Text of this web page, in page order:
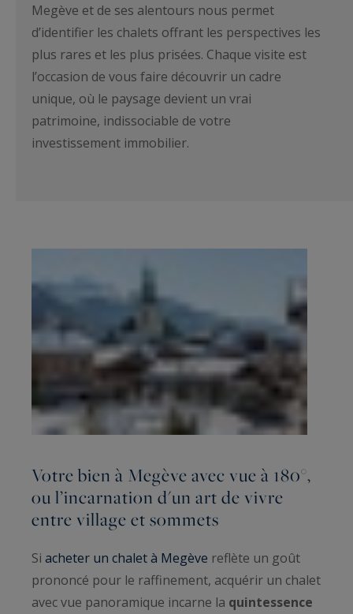
Megève et de ses alentours nous permet
d’identifier les chalets offrant les perspectives les
plus rares et les plus prisées. Chaque visite est
l’occasion de vous faire découvrir un cadre
unique, où le paysage devient un vrai
patrimoine, indissociable de votre
investissement immobilier.
Votre bien à Megève avec vue à 180°,
ou l’incarnation d'un art de vivre
entre village et sommets
Si acheter un chalet à Megève reflète un goût
prononcé pour le raffinement, acquérir un chalet
avec vue panoramique incarne la quintessence